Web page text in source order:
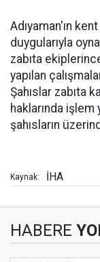
Adıyaman'ın
duygularıyla
zabıta
yapılan
Şahıslar zabıta
haklarında işlem
şahısların
Kaynak: İHA
HABERE